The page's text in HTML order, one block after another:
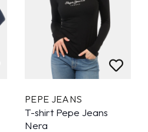
PEPE JEANS
T-shirt Pepe Jeans
Nera